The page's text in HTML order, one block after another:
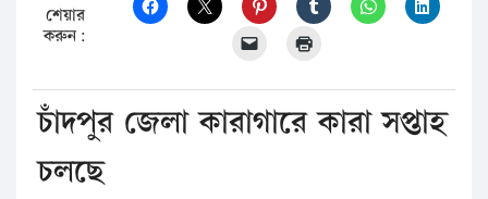
শেয়ার
করুন:
চাঁদপুর জেলা কারাগারে কারা সপ্তাহ
চলছে